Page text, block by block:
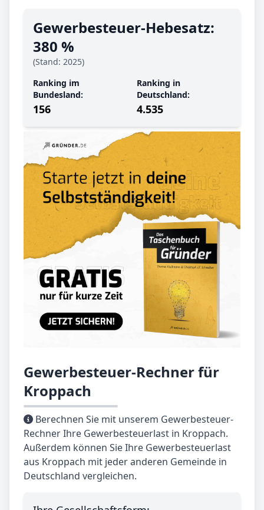
Gewerbe­steuer-Hebe­satz:
380 %
(Stand: 2025)
Ranking im
Bundesland:
156
Ranking in
Deutschland:
4.535
Gewerbesteuer-Rechner für
Kroppach
Berechnen Sie mit unserem Gewerbesteuer-
Rechner Ihre Gewerbesteuerlast in Kroppach.
Außerdem können Sie Ihre Gewerbesteuerlast
aus Kroppach mit jeder anderen Gemeinde in
Deutschland vergleichen.